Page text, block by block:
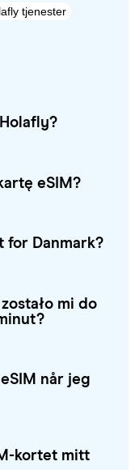
tjenester
eSIM?
for Danmark?
mi do
når jeg
kortet mitt